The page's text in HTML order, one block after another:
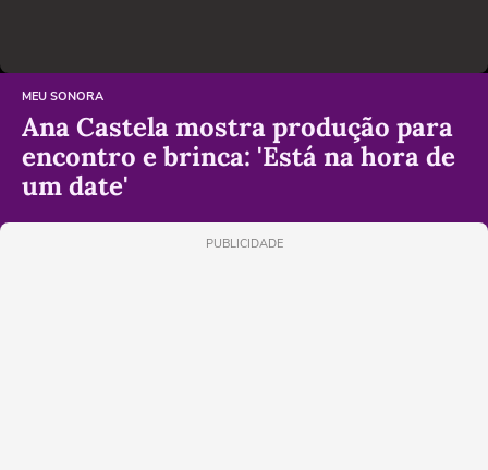
MEU SONORA
Ana Castela mostra produção para
encontro e brinca: 'Está na hora de
um date'
PUBLICIDADE